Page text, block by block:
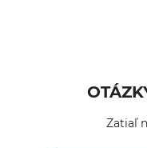
Zatiaľ